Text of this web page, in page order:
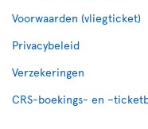
Voorwaarden (vliegticket)
Privacybeleid
Verzekeringen
CRS-boekings- en